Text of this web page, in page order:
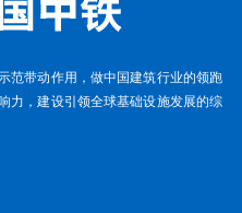
范带动作用，做中国建筑行业的领跑
力，建设引领全球基础设施发展的综